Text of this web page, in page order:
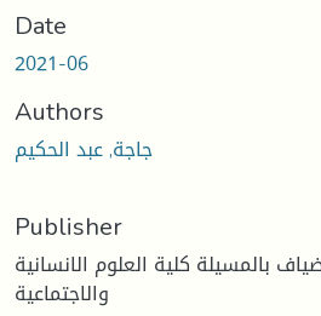
Date
2021-06
Authors
جاجة, عبد الحكيم
Publisher
بالمسيلة كلية العلوم الانسانية
والاجتماعية